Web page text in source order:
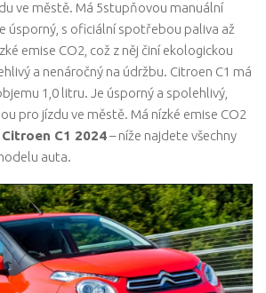
ve městě. Má 5stupňovou manuální
úsporný, s oficiální spotřebou paliva až
emise CO2, což z něj činí ekologickou
a nenáročný na údržbu. Citroen C1 má
1,0 litru. Je úsporný a spolehlivý,
pro jízdu ve městě. Má nízké emise CO2
Citroen C1 2024– níže najdete všechny
auta.